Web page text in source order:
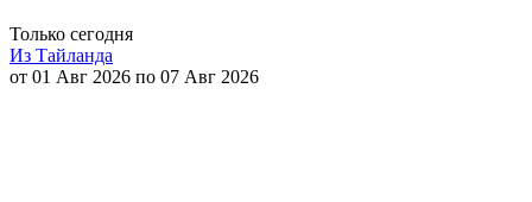
Только сегодня
Из Тайланда
от 01 Авг 2026 по 07 Авг 2026